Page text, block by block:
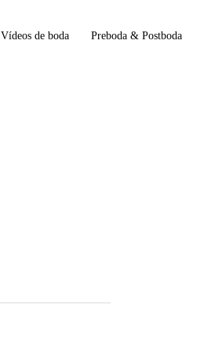
Vídeos de boda Preboda & Postboda